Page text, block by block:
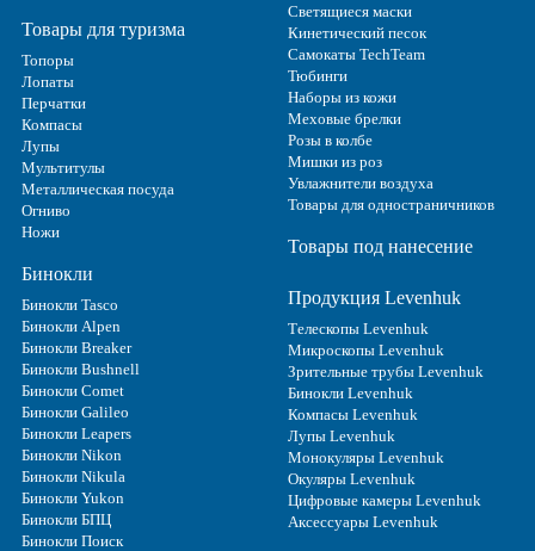
Товары для туризма
Топоры
Лопаты
Перчатки
Компасы
Лупы
Мультитулы
Металлическая посуда
Огниво
Ножи
Бинокли
Бинокли Tasco
Бинокли Alpen
Бинокли Breaker
Бинокли Bushnell
Бинокли Comet
Бинокли Galileo
Бинокли Leapers
Бинокли Nikon
Бинокли Nikula
Бинокли Yukon
Бинокли БПЦ
Бинокли Поиск
Светящиеся маски
Кинетический песок
Самокаты TechTeam
Тюбинги
Наборы из кожи
Меховые брелки
Розы в колбе
Мишки из роз
Увлажнители воздуха
Товары для одностраничников
Товары под нанесение
Продукция Levenhuk
Телескопы Levenhuk
Микроскопы Levenhuk
Зрительные трубы Levenhuk
Бинокли Levenhuk
Компасы Levenhuk
Лупы Levenhuk
Монокуляры Levenhuk
Окуляры Levenhuk
Цифровые камеры Levenhuk
Аксессуары Levenhuk